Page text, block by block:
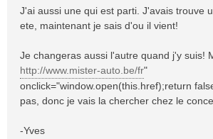
s
a
e
J'ai aussi une qui est parti. J'avais trouve
ete, maintenant je sais d'ou il vient!
Je changeras aussi l'autre quand j'y suis!
http://www.mister-auto.be/fr"
onclick="window.open(this.href);return
pas, donc je vais la chercher chez le
-Yves